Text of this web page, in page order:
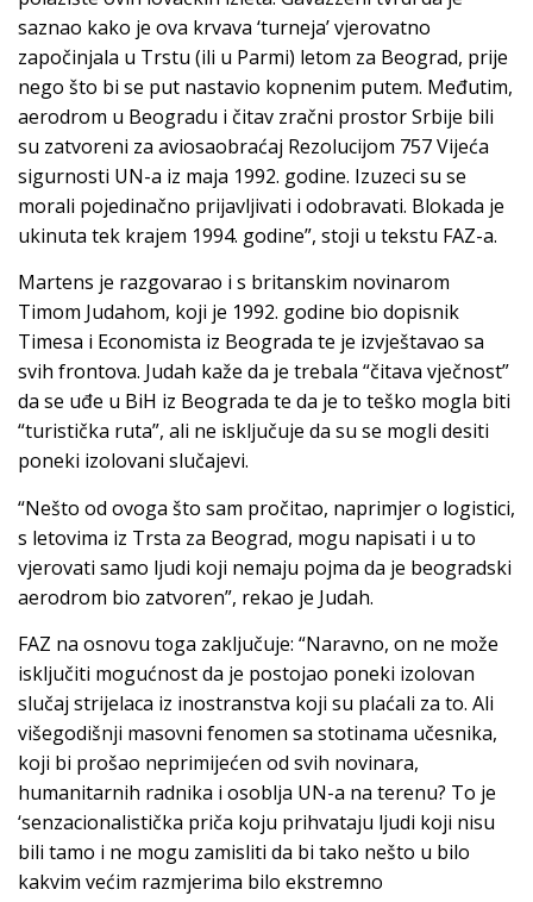
saznao kako je ova krvava ‘turneja’ vjerovatno
započinjala u Trstu (ili u Parmi) letom za Beograd, prije
nego što bi se put nastavio kopnenim putem. Međutim,
aerodrom u Beogradu i čitav zračni prostor Srbije bili
su zatvoreni za aviosaobraćaj Rezolucijom 757 Vijeća
sigurnosti UN-a iz maja 1992. godine. Izuzeci su se
morali pojedinačno prijavljivati i odobravati. Blokada je
ukinuta tek krajem 1994. godine”, stoji u tekstu FAZ-a.
Martens je razgovarao i s britanskim novinarom
Timom Judahom, koji je 1992. godine bio dopisnik
Timesa i Economista iz Beograda te je izvještavao sa
svih frontova. Judah kaže da je trebala “čitava vječnost”
da se uđe u BiH iz Beograda te da je to teško mogla biti
“turistička ruta”, ali ne isključuje da su se mogli desiti
poneki izolovani slučajevi.
“Nešto od ovoga što sam pročitao, naprimjer o logistici,
s letovima iz Trsta za Beograd, mogu napisati i u to
vjerovati samo ljudi koji nemaju pojma da je beogradski
aerodrom bio zatvoren”, rekao je Judah.
FAZ na osnovu toga zaključuje: “Naravno, on ne može
isključiti mogućnost da je postojao poneki izolovan
slučaj strijelaca iz inostranstva koji su plaćali za to. Ali
višegodišnji masovni fenomen sa stotinama učesnika,
koji bi prošao neprimijećen od svih novinara,
humanitarnih radnika i osoblja UN-a na terenu? To je
‘senzacionalistička priča koju prihvataju ljudi koji nisu
bili tamo i ne mogu zamisliti da bi tako nešto u bilo
kakvim većim razmjerima bilo ekstremno